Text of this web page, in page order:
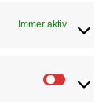
Immer aktiv